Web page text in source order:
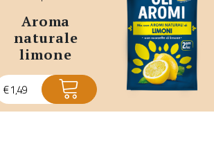
aroma
naturale
limone
€1,49